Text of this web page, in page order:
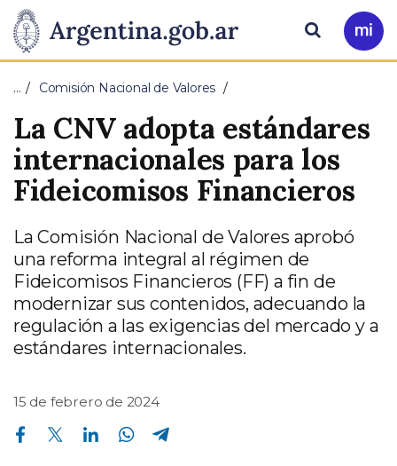
Presidencia
de
la
Nación
Pasar al contenido principal
Ir
a
Buscar
… Comisión Nacional de Valores
La CNV adopta estándares
internacionales para los
Fideicomisos Financieros
La Comisión Nacional de Valores aprobó
una reforma integral al régimen de
Fideicomisos Financieros (FF) a fin de
modernizar sus contenidos, adecuando la
regulación a las exigencias del mercado y a
estándares internacionales.
15 de febrero de 2024
Compartir en Facebook Compartir en Twitter Compartir en Linkedin Compartir en Whatsapp